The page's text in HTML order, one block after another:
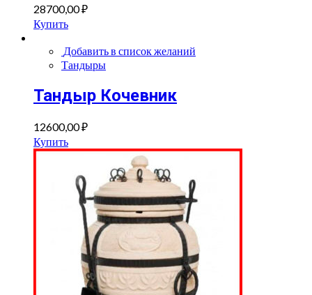
28700,00₽
Купить
Добавить в список желаний
Тандыры
Тандыр Кочевник
12600,00₽
Купить